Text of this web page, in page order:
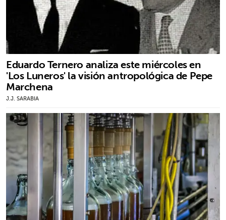
Eduardo Ternero analiza este miércoles en
'Los Luneros' la visión antropológica de Pepe
Marchena
J.J. SARABIA